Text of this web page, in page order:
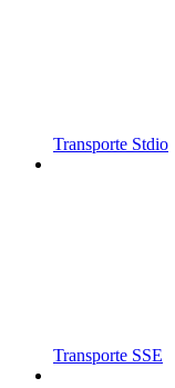
Transporte Stdio
Transporte SSE